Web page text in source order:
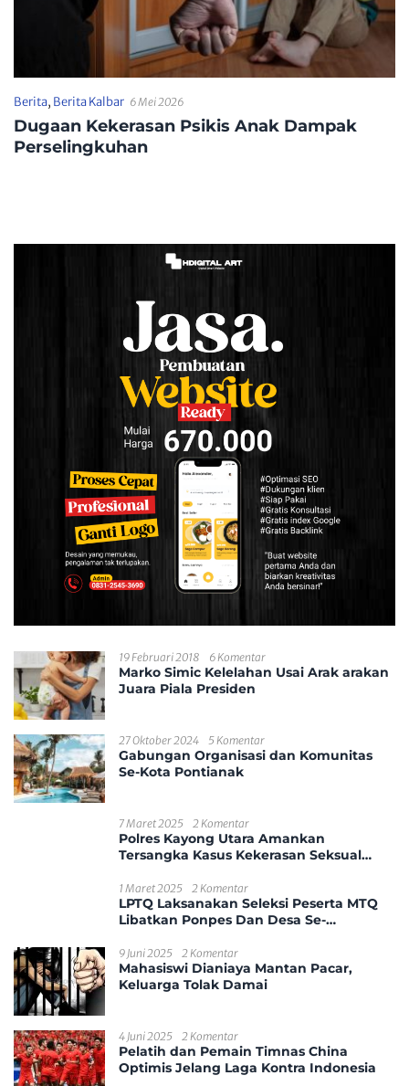
Berita, Berita Kalbar 6 Mei 2026
Dugaan Kekerasan Psikis Anak Dampak
Perselingkuhan
19 Februari 2018 6 Komentar
Marko Simic Kelelahan Usai Arak arakan
Juara Piala Presiden
27 Oktober 2024 5 Komentar
Gabungan Organisasi dan Komunitas
Se-Kota Pontianak
7 Maret 2025 2 Komentar
Polres Kayong Utara Amankan
Tersangka Kasus Kekerasan Seksual
1 Maret 2025 2 Komentar
LPTQ Laksanakan Seleksi Peserta MTQ
Libatkan Ponpes Dan Desa Se-
9 Juni 2025 2 Komentar
Mahasiswi Dianiaya Mantan Pacar,
Keluarga Tolak Damai
4 Juni 2025 2 Komentar
Pelatih dan Pemain Timnas China
Optimis Jelang Laga Kontra Indonesia